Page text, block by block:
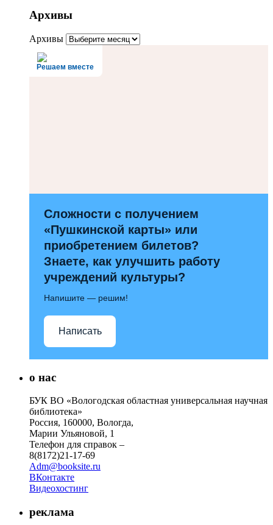
Архивы
Архивы
Решаем вместе
Сложности с получением
«Пушкинской карты» или
приобретением билетов?
Знаете, как улучшить работу
учреждений культуры?
Напишите — решим!
Написать
о нас
БУК ВО «Вологодская областная универсальная научная
библиотека»
Россия, 160000, Вологда,
Марии Ульяновой, 1
Телефон для справок –
8(8172)21-17-69
Adm@booksite.ru
ВКонтакте
Видеохостинг
реклама